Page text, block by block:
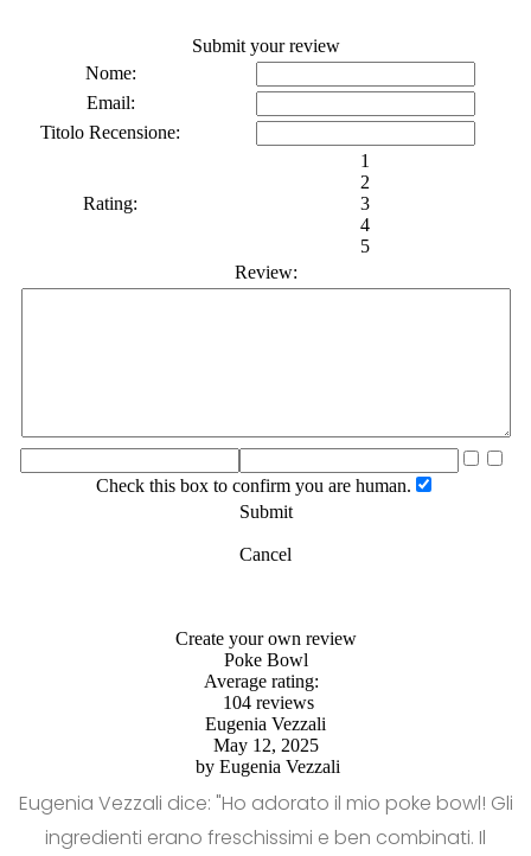
Submit your review
Nome:
Email:
Titolo Recensione:
Rating:
1
2
3
4
5
Review:
Check this box to confirm you are human.
Submit
Cancel
Create your own review
Poke Bowl
Average rating:
104 reviews
Eugenia Vezzali
May 12, 2025
by Eugenia Vezzali
Eugenia Vezzali dice: "Ho adorato il mio poke bowl! Gli
ingredienti erano freschissimi e ben combinati. Il